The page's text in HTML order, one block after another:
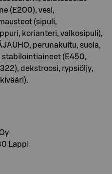
(E200), vesi,
(sipuli,
korianteri, valkosipuli),
perunakuitu, suola,
stabilointiaineet (E450,
dekstroosi, rypsiöljy,
Lappi